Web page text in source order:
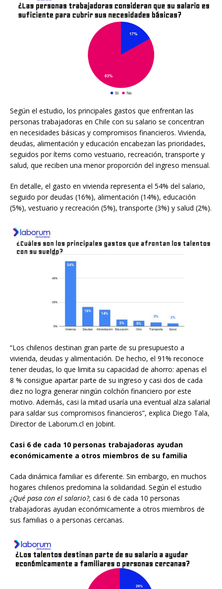
Según el estudio, los principales gastos que enfrentan las
personas trabajadoras en Chile con su salario se concentran
en necesidades básicas y compromisos financieros. Vivienda,
deudas, alimentación y educación encabezan las prioridades,
seguidos por ítems como vestuario, recreación, transporte y
salud, que reciben una menor proporción del ingreso mensual.
En detalle, el gasto en vivienda representa el 54% del salario,
seguido por deudas (16%), alimentación (14%), educación
(5%), vestuario y recreación (5%), transporte (3%) y salud (2%).
“Los chilenos destinan gran parte de su presupuesto a
vivienda, deudas y alimentación. De hecho, el 91% reconoce
tener deudas, lo que limita su capacidad de ahorro: apenas el
8 % consigue apartar parte de su ingreso y casi dos de cada
diez no logra generar ningún colchón financiero por este
motivo. Además, casi la mitad usaría una eventual alza salarial
para saldar sus compromisos financieros”, explica Diego Tala,
Director de Laborum.cl en Jobint.
Casi 6 de cada 10 personas trabajadoras ayudan
económicamente a otros miembros de su familia
Cada dinámica familiar es diferente. Sin embargo, en muchos
hogares chilenos predomina la solidaridad. Según el estudio
¿Qué pasa con el salario?, casi 6 de cada 10 personas
trabajadoras ayudan económicamente a otros miembros de
sus familias o a personas cercanas.